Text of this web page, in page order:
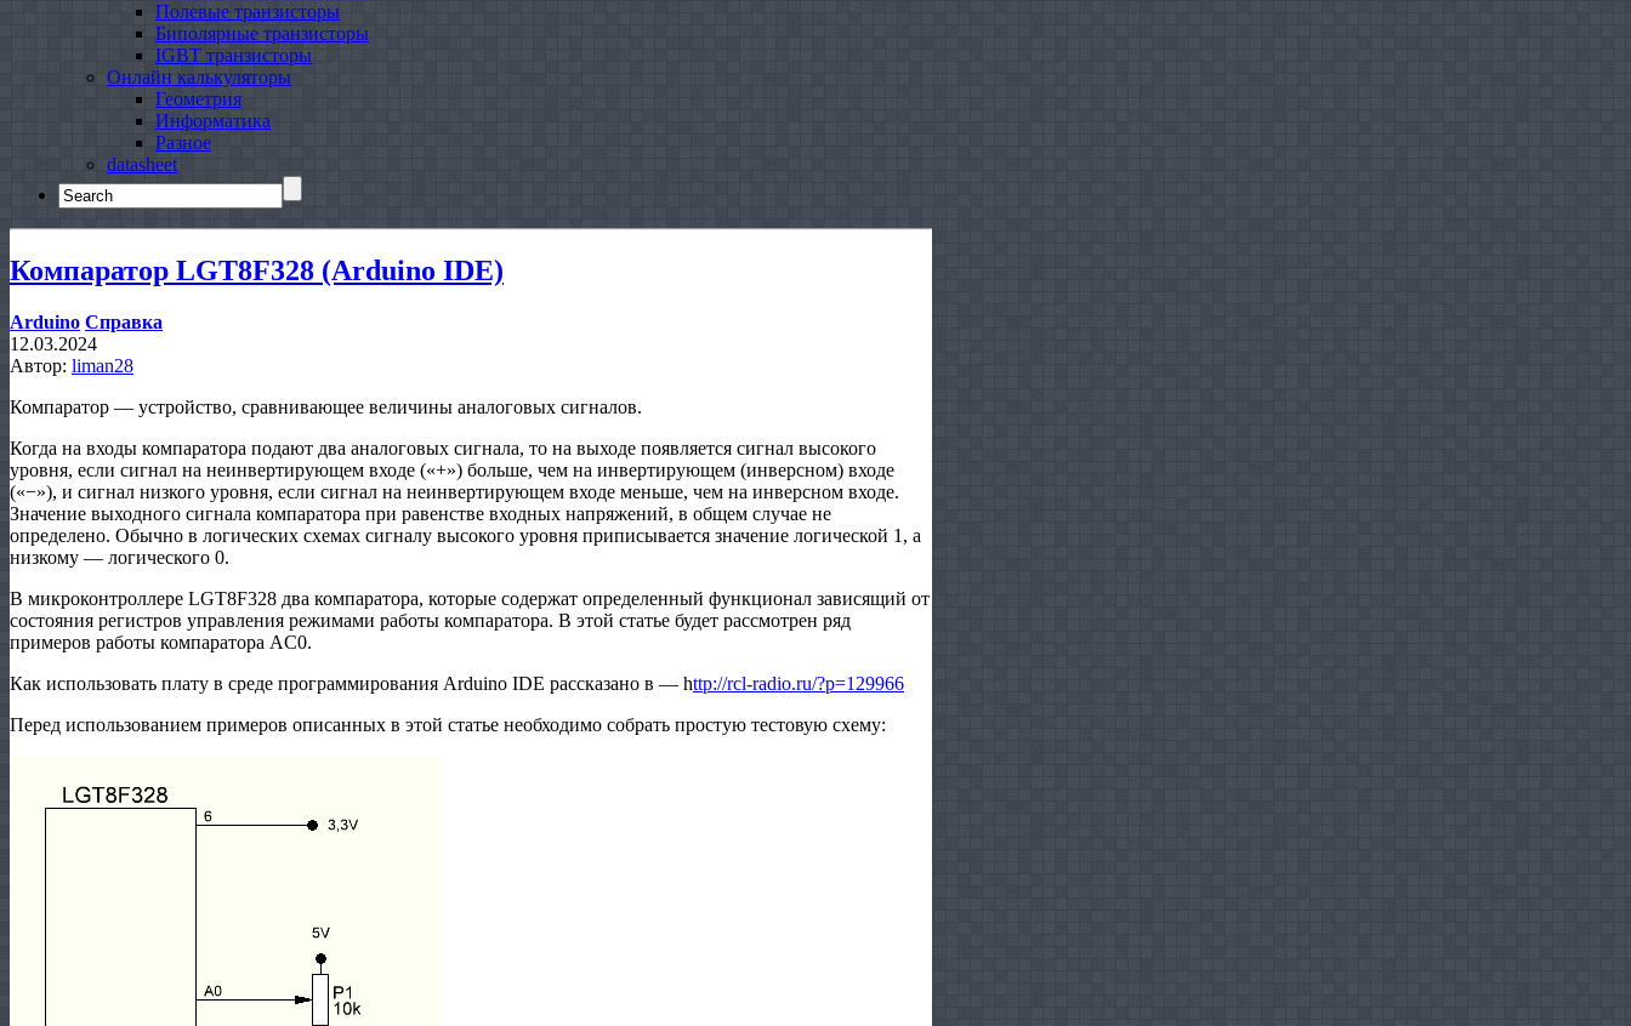
Полевые транзисторы
Биполярные транзисторы
IGBT транзисторы
Онлайн калькуляторы
Геометрия
Информатика
Разное
datasheet
Search
for:
Компаратор LGT8F328 (Arduino IDE)
Arduino Справка
12.03.2024
Автор: liman28
Компаратор — устройство, сравнивающее величины аналоговых сигналов.
Когда на входы компаратора подают два аналоговых сигнала, то на выходе появляется сигнал высокого
уровня, если сигнал на неинвертирующем входе («+») больше, чем на инвертирующем (инверсном) входе
(«−»), и сигнал низкого уровня, если сигнал на неинвертирующем входе меньше, чем на инверсном входе.
Значение выходного сигнала компаратора при равенстве входных напряжений, в общем случае не
определено. Обычно в логических схемах сигналу высокого уровня приписывается значение логической 1, а
низкому — логического 0.
В микроконтроллере LGT8F328 два компаратора, которые содержат определенный функционал зависящий от
состояния регистров управления режимами работы компаратора. В этой статье будет рассмотрен ряд
примеров работы компаратора AC0.
Как использовать плату в среде программирования Arduino IDE рассказано в — http://rcl-radio.ru/?p=129966
Перед использованием примеров описанных в этой статье необходимо собрать простую тестовую схему: